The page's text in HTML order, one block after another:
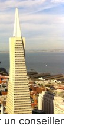
un conseiller